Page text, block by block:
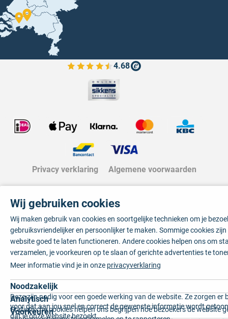
4.68
Bekijk de verfplaza beoordelingen
Privacy verklaring Algemene voorwaarden
Wij gebruiken cookies
Wij maken gebruik van cookies en soortgelijke technieken om je
gebruiksvriendelijker en persoonlijker te maken. Sommige cookies
website goed te laten functioneren. Andere cookies helpen ons om
verzamelen, je voorkeuren op te slaan of gerichte advertenties te
Meer informatie vind je in onze privacyverklaring
Noodzakelijk
Deze zijn nodig voor een goede werking van de website. Ze zorgen er
voor dat aan jou snel en correct de gewenste informatie wordt
dat je onze website bezoekt.
Analytisch
Statistische cookies helpen ons begrijpen hoe bezoekers de website
Voorkeuren